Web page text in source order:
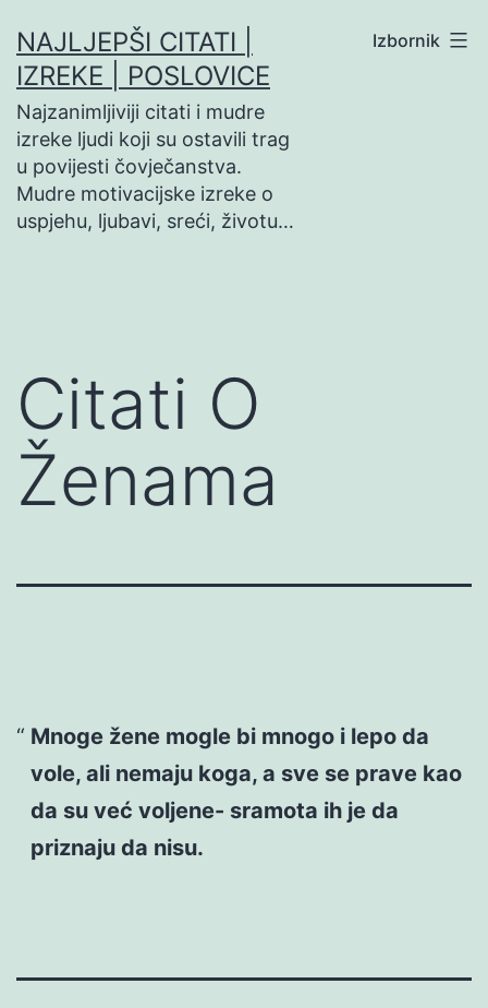
na
sadržaj
NAJLJEPŠI CITATI |
IZREKE | POSLOVICE
Najzanimljiviji citati i mudre
izreke ljudi koji su ostavili trag
u povijesti čovječanstva.
Mudre motivacijske izreke o
uspjehu, ljubavi, sreći, životu…
Izbornik
Citati O
Ženama
Mnoge žene mogle bi mnogo i lepo da
vole, ali nemaju koga, a sve se prave kao
da su već voljene- sramota ih je da
priznaju da nisu.